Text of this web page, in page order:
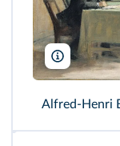
Musee de
Alfred-Henri